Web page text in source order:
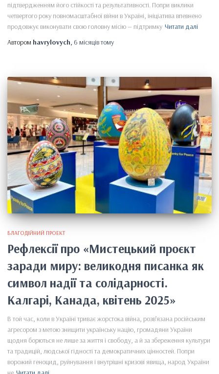
підтвердженням його стійкості та результативності. Попри виклики
четвертого року повномасштабної війни в Україні, ініціатива впевнено
продовжує виконувати свою головну місію — підтримку Читати далі
Автором havrylovych, 6 місяцівтому
БЛАГОДІЙНИЙ ПРОЕКТ
Рефлексії про «Мистецький проєкт
заради миру: великодня писанка як
символ надії та солідарності.
Калгарі, Канада, квітень 2025»
В той час, коли в Україні триває жорстока війна, розв’язана російським
агресором з метою знищити українську націю, громадяни України
щодня борються не лише за життя і свободу, а й за збереження культури
та традицій, людської гідності та демократичних цінностей. Попри
ворожий геноцид, руйнування і внутрішні кризові явища, народ України